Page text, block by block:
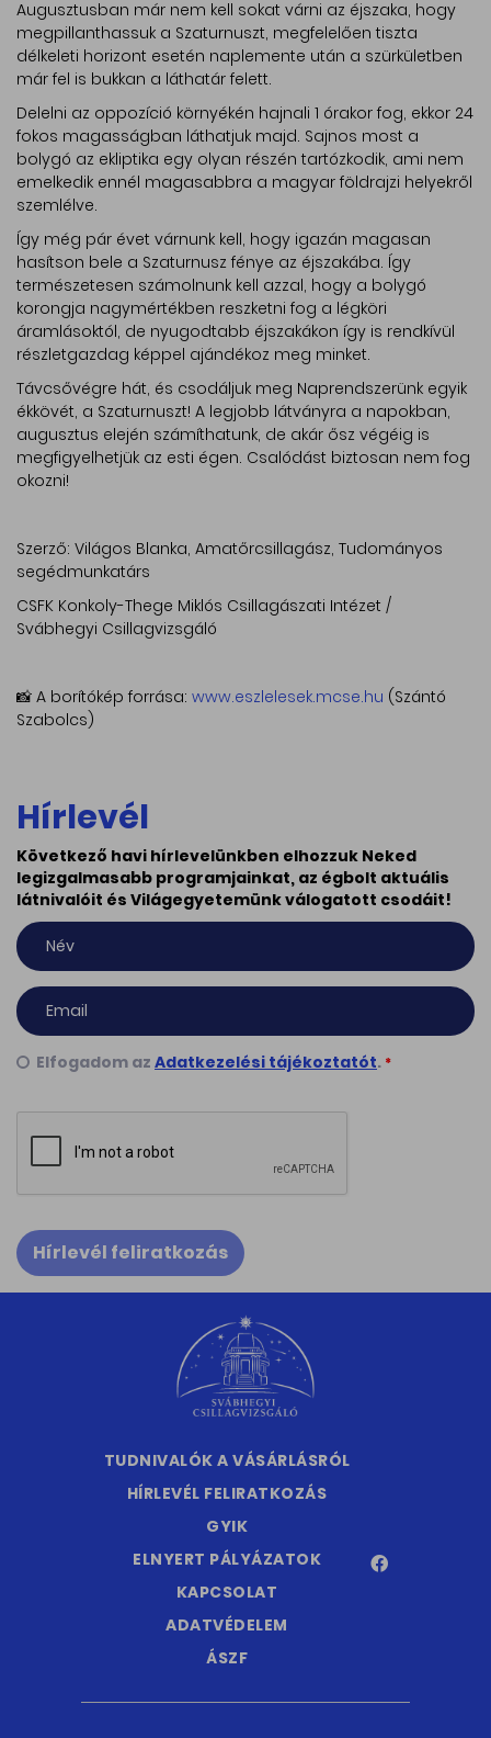
Augusztusban már nem kell sokat várni az éjszaka, hogy
megpillanthassuk a Szaturnuszt, megfelelően tiszta
délkeleti horizont esetén naplemente után a szürkületben
már fel is bukkan a láthatár felett.
Delelni az oppozíció környékén hajnali 1 órakor fog, ekkor 24
fokos magasságban láthatjuk majd. Sajnos most a
bolygó az ekliptika egy olyan részén tartózkodik, ami nem
emelkedik ennél magasabbra a magyar földrajzi helyekről
szemlélve.
Így még pár évet várnunk kell, hogy igazán magasan
hasítson bele a Szaturnusz fénye az éjszakába. Így
természetesen számolnunk kell azzal, hogy a bolygó
korongja nagymértékben reszketni fog a légköri
áramlásoktól, de nyugodtabb éjszakákon így is rendkívül
részletgazdag képpel ajándékoz meg minket.
Távcsővégre hát, és csodáljuk meg Naprendszerünk egyik
ékkövét, a Szaturnuszt! A legjobb látványra a napokban,
augusztus elején számíthatunk, de akár ősz végéig is
megfigyelhetjük az esti égen. Csalódást biztosan nem fog
okozni!
Szerző: Világos Blanka, Amatőrcsillagász, Tudományos
segédmunkatárs
CSFK Konkoly-Thege Miklós Csillagászati Intézet /
Svábhegyi Csillagvizsgáló
📸 A borítókép forrása: www.eszlelesek.mcse.hu (Szántó
Szabolcs)
Hírlevél
Következő havi hírlevelünkben elhozzuk Neked
legizgalmasabb programjainkat, az égbolt aktuális
látnivalóit és Világegyetemünk válogatott csodáit!
Elfogadom az Adatkezelési tájékoztatót. *
Hírlevél feliratkozás
TUDNIVALÓK A VÁSÁRLÁSRÓL
HÍRLEVÉL FELIRATKOZÁS
GYIK
ELNYERT PÁLYÁZATOK
KAPCSOLAT
ADATVÉDELEM
ÁSZF